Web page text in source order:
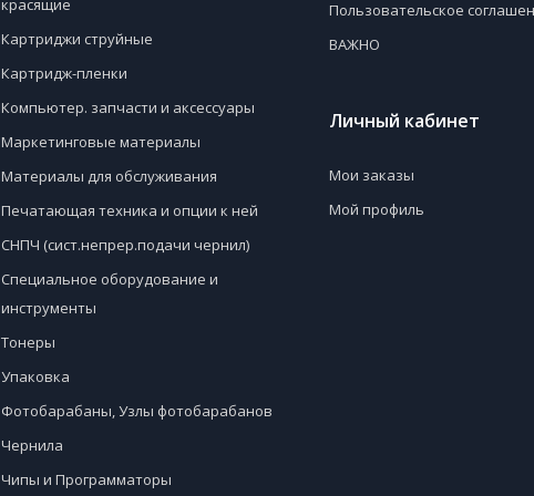
красящие
Картриджи струйные
Картридж-пленки
Компьютер. запчасти и аксессуары
Маркетинговые материалы
Материалы для обслуживания
Печатающая техника и опции к ней
СНПЧ (сист.непрер.подачи чернил)
Специальное оборудование и
инструменты
Тонеры
Упаковка
Фотобарабаны, Узлы фотобарабанов
Чернила
Чипы и Программаторы
Пользовательское
ВАЖНО
Личный кабинет
Мои заказы
Мой профиль